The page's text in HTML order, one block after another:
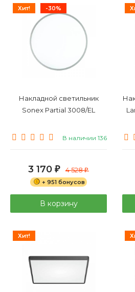
Хит! -30%
Накладной светильник
Sonex Partial 3008/EL
В наличии 136
3 170 ₽ 4 528₽
+ 951 бонусов
В корзину
Хит!